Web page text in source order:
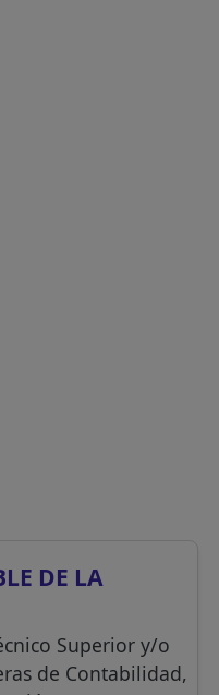
DE LA
Superior y/o
de Contabilidad,